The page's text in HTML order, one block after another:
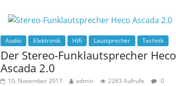
Audio Elektronik Hifi Lautsprecher Technik
Der Stereo-Funklautsprecher Heco
Ascada 2.0
10. November 2017 admin 2283 Aufrufe
0